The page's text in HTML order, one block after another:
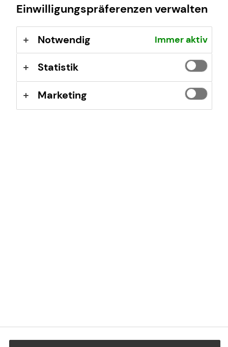
Mehr erfahren
Einwilligungspräferenzen verwalten
Notwendig Immer aktiv
Statistik
Marketing